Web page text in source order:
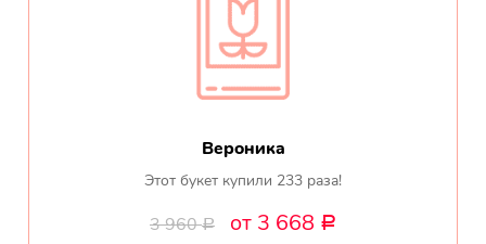
Вероника
Этот букет купили 233 раза!
3 960Р от 3 668 Р